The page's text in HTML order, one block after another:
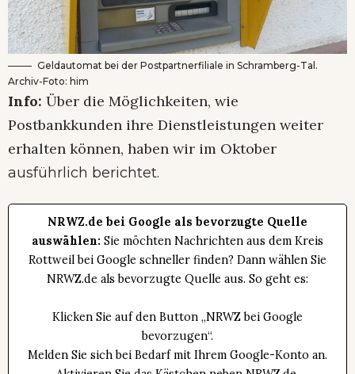
Geldautomat bei der Postpartnerfiliale in Schramberg-Tal.
Archiv-Foto: him
Info: Über die Möglichkeiten, wie
Postbankkunden ihre Dienstleistungen weiter
erhalten können, haben wir im Oktober
ausführlich berichtet.
NRWZ.de bei Google als bevorzugte Quelle
auswählen: Sie möchten Nachrichten aus dem Kreis
Rottweil bei Google schneller finden? Dann wählen Sie
NRWZ.de als bevorzugte Quelle aus. So geht es:
Klicken Sie auf den Button „NRWZ bei Google
bevorzugen“.
Melden Sie sich bei Bedarf mit Ihrem Google-Konto an.